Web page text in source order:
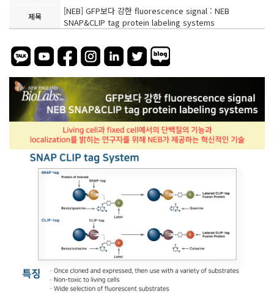
제목
[NEB] GFP보다 강한 fluorescence signal : NEB
SNAP&CLIP tag protein labeling systems